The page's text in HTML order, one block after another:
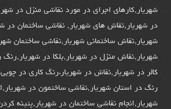
شهریار,کارهای اجرای در مورد نقاشی منزل در
در شهریار,نقاش های شهریار, نقاشی ساختمان در
شهریار,نقاش ساختمانی شهریار,نقاشی ساختمان
شهریار,نقاش منزل در شهریار,بلکا در شهریار,رنگ
کالر در شهریار,نقاش در شهریار،رنگ کاری در
رنگ در استان شهریار,نقاشی ساختمون در
شهریار,انجام نقاشی ساختمان در شهریار,پتینه